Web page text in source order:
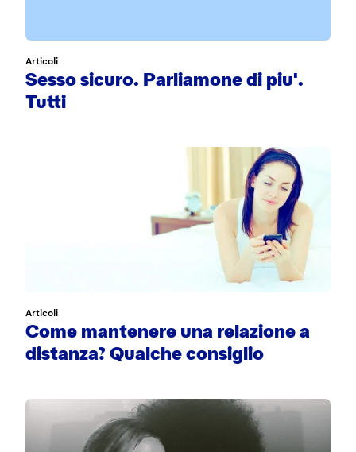
Articoli
Sesso sicuro. Parliamone di piu'.
Tutti
Articoli
Come mantenere una relazione a
distanza? Qualche consiglio